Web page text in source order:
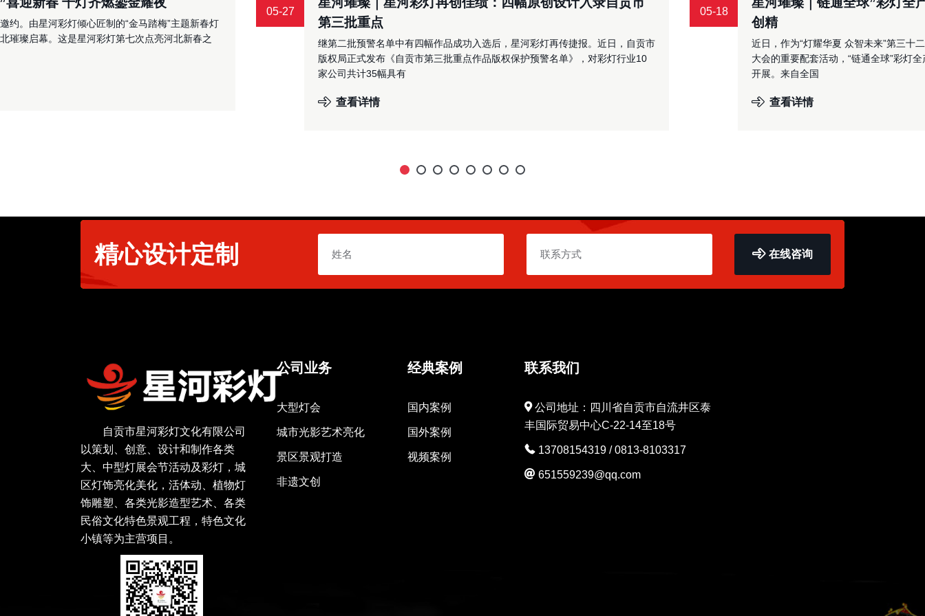
约。由星河彩灯倾心匠制的“金马踏梅”主题新春灯
璀璨启幕。这是星河彩灯第七次点亮河北新春之
05-27
第三批重点
继第二批预警名单中有四幅作品成功入选后，星河彩灯再传捷报。近日，自贡市
版权局正式发布《自贡市第三批重点作品版权保护预警名单》，对彩灯行业10
家公司共计35幅具有
查看详情
05-18
创精
近日，作为“灯耀华夏 众智未来”第三
大会的重要配套活动，“链通全球”彩灯
开展。来自全国
查看详情
精心设计定制 在线咨询
自贡市星河彩灯文化有限公司
以策划、创意、设计和制作各类
大、中型灯展会节活动及彩灯，城
区灯饰亮化美化，活体动、植物灯
饰雕塑、各类光影造型艺术、各类
民俗文化特色景观工程，特色文化
小镇等为主营项目。
公司业务
大型灯会
城市光影艺术亮化
景区景观打造
非遗文创
经典案例
国内案例
国外案例
视频案例
联系我们
公司地址：四川省自贡市自流井区泰
丰国际贸易中心C-22-14至18号
13708154319 /0813-8103317
651559239@qq.com